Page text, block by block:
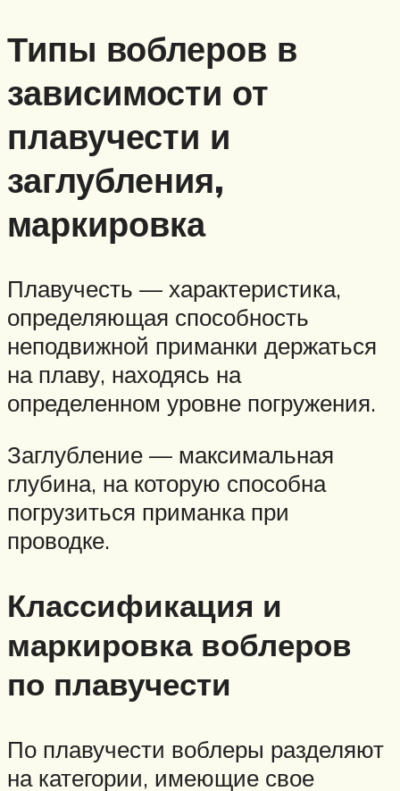
Типы воблеров в
зависимости от
плавучести и
заглубления,
маркировка
Плавучесть — характеристика,
определяющая способность
неподвижной приманки держаться
на плаву, находясь на
определенном уровне погружения.
Заглубление — максимальная
глубина, на которую способна
погрузиться приманка при
проводке.
Классификация и
маркировка воблеров
по плавучести
По плавучести воблеры разделяют
на категории, имеющие свое